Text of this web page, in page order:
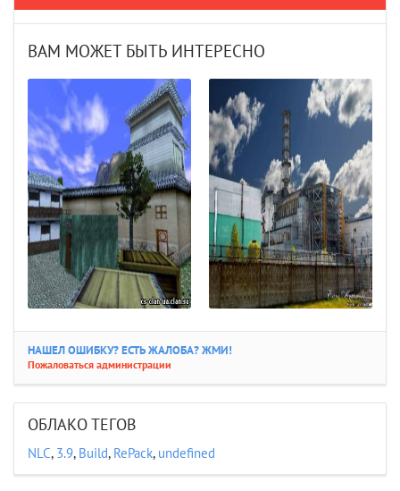
ВАМ МОЖЕТ БЫТЬ ИНТЕРЕСНО
НАШЕЛ ОШИБКУ? ЕСТЬ ЖАЛОБА? ЖМИ!
Пожаловаться администрации
ОБЛАКО ТЕГОВ
NLC, 3.9, Build, RePack, undefined